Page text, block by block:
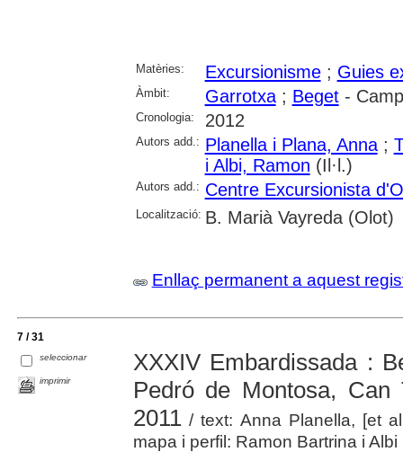
Matèries: Excursionisme; Guies
Àmbit: Garrotxa; Beget-
Cronologia: 2012
Autors add.: Planella i Plana, Anna;
i Albi, Ramon (Il·l.)
Autors add.: Centre Excursionista
Localització: B. Marià Vayreda (Olot)
Enllaç permanent a aquest
7 / 31
seleccionar
imprimir
XXXIV Embardissada :
Pedró de Montosa,
2011/ text: Anna Planella, [et
mapa i perfil: Ramon Bartrina i Albi